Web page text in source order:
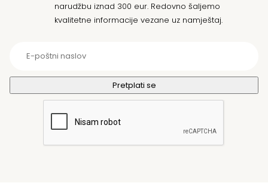
narudžbu iznad 300 eur. Redovno šaljemo
kvalitetne informacije vezane uz namještaj.